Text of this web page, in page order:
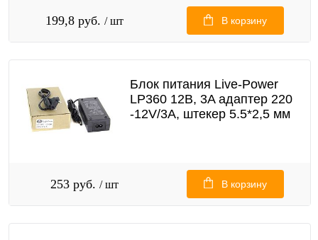
199,8 руб. / шт В корзину
Блок питания Live-Power
LP360 12В, 3A адаптер 220
-12V/3A, штекер 5.5*2,5 мм
253 руб. / шт В корзину